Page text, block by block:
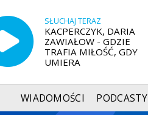
SŁUCHAJ TERAZ
KACPERCZYK, DARIA
ZAWIAŁOW - GDZIE
TRAFIA MIŁOŚĆ, GDY
UMIERA
WIADOMOŚCI PODCASTY